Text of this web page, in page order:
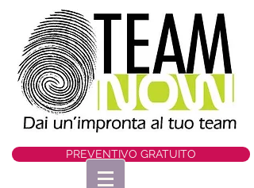
PREVENTIVO GRATUITO